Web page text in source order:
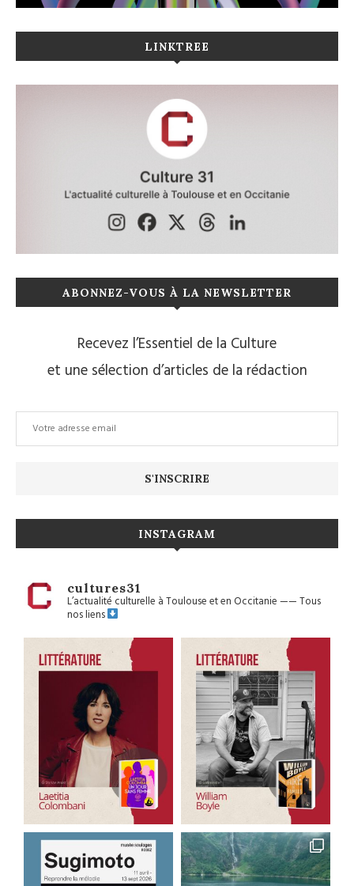
LINKTREE
ABONNEZ-VOUS À LA NEWSLETTER
Recevez l’Essentiel de la Culture
et une sélection d’articles de la rédaction
INSTAGRAM
cultures31
L’actualité culturelle à Toulouse et en Occitanie——Tous
nos liens